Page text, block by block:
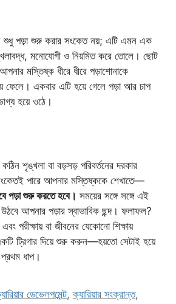
শুধু পড়া শুরু করার সংকেত নয়; এটি এমন এক
মনোযোগী ও নিয়মিত করে তোলে। ছোট
মস্তিষ্ক ধীরে ধীরে পড়াশোনাকে
ফেলে। একবার এটি হয়ে গেলে পড়া আর চাপ
হয়ে ওঠে।
শৃঙ্খলা বা বড়সড় পরিবর্তনের দরকার
পারে আপনার মস্তিষ্ককে শেখাতে—
পড়া শুরু করতে হবে। সময়ের সঙ্গে সঙ্গে এই
উঠবে আপনার পড়ার স্বাভাবিক ছন্দ। ফলাফল?
পরীক্ষায় বা জীবনের যেকোনো শিক্ষায়
ট্রিগার দিয়ে শুরু করুন—হয়তো সেটাই হয়ে
ধাপ।
ডেভেলপমেন্ট,ক্যারিয়ার সংক্রান্ত,